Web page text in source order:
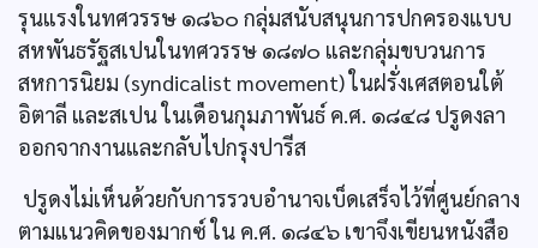
รุนแรงในทศวรรษ ๑๘๖๐ กลุ่มสนับสนุนการปกครองแบบ
สหพันธรัฐสเปนในทศวรรษ ๑๘๗๐ และกลุ่มขบวนการ
สหการนิยม (syndicalist movement) ในฝรั่งเศสตอนใต้
อิตาลี และสเปน ในเดือนกุมภาพันธ์ ค.ศ. ๑๘๔๘ ปรูดงลา
ออกจากงานและกลับไปกรุงปารีส
ปรูดงไม่เห็นด้วยกับการรวบอำนาจเบ็ดเสร็จไว้ที่ศูนย์กลาง
ตามแนวคิดของมากซ์ ใน ค.ศ. ๑๘๔๖ เขาจึงเขียนหนังสือ